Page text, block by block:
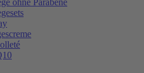
ohne Parabene